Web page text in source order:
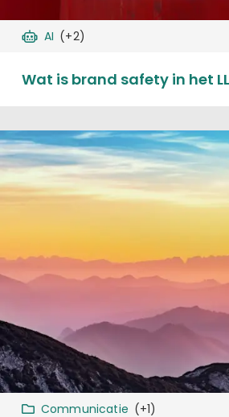
AI (+2)
Wat is brand safety in het
Communicatie (+1)